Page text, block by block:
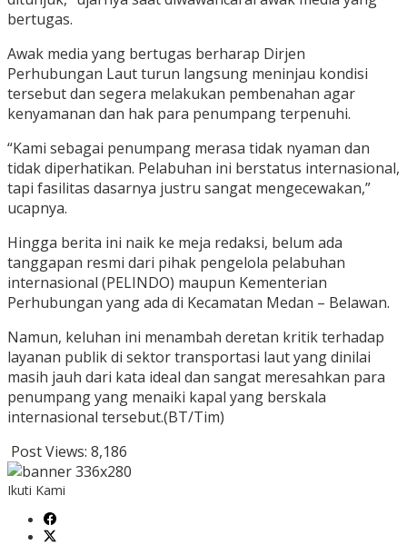
bertugas.
Awak media yang bertugas berharap Dirjen
Perhubungan Laut turun langsung meninjau kondisi
tersebut dan segera melakukan pembenahan agar
kenyamanan dan hak para penumpang terpenuhi.
“Kami sebagai penumpang merasa tidak nyaman dan
tidak diperhatikan. Pelabuhan ini berstatus internasional,
tapi fasilitas dasarnya justru sangat mengecewakan,”
ucapnya.
Hingga berita ini naik ke meja redaksi, belum ada
tanggapan resmi dari pihak pengelola pelabuhan
internasional (PELINDO) maupun Kementerian
Perhubungan yang ada di Kecamatan Medan – Belawan.
Namun, keluhan ini menambah deretan kritik terhadap
layanan publik di sektor transportasi laut yang dinilai
masih jauh dari kata ideal dan sangat meresahkan para
penumpang yang menaiki kapal yang berskala
internasional tersebut.(BT/Tim)
Post Views: 8,186
Ikuti Kami